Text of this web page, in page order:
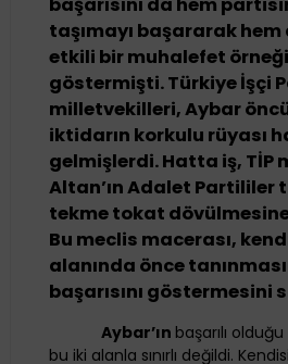
taşımayı başararak
etkili bir muhalefet
göstermişti. Türkiye İşçi
milletvekilleri, Aybar
iktidarın korkulu rüyası
gelmişlerdi. Hatta iş, TİP
Altan’ın Adalet Partililer
tekme tokat
Bu meclis macerası,
alanında önce
başarısını göstermesini
Aybar’ın başarılı
bu iki alanla sınırlı değildi.